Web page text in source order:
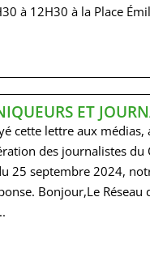
à 12H30 à la Place
ET
cette lettre aux médias,
des journalistes du
25 septembre 2024,
Bonjour,Le Réseau